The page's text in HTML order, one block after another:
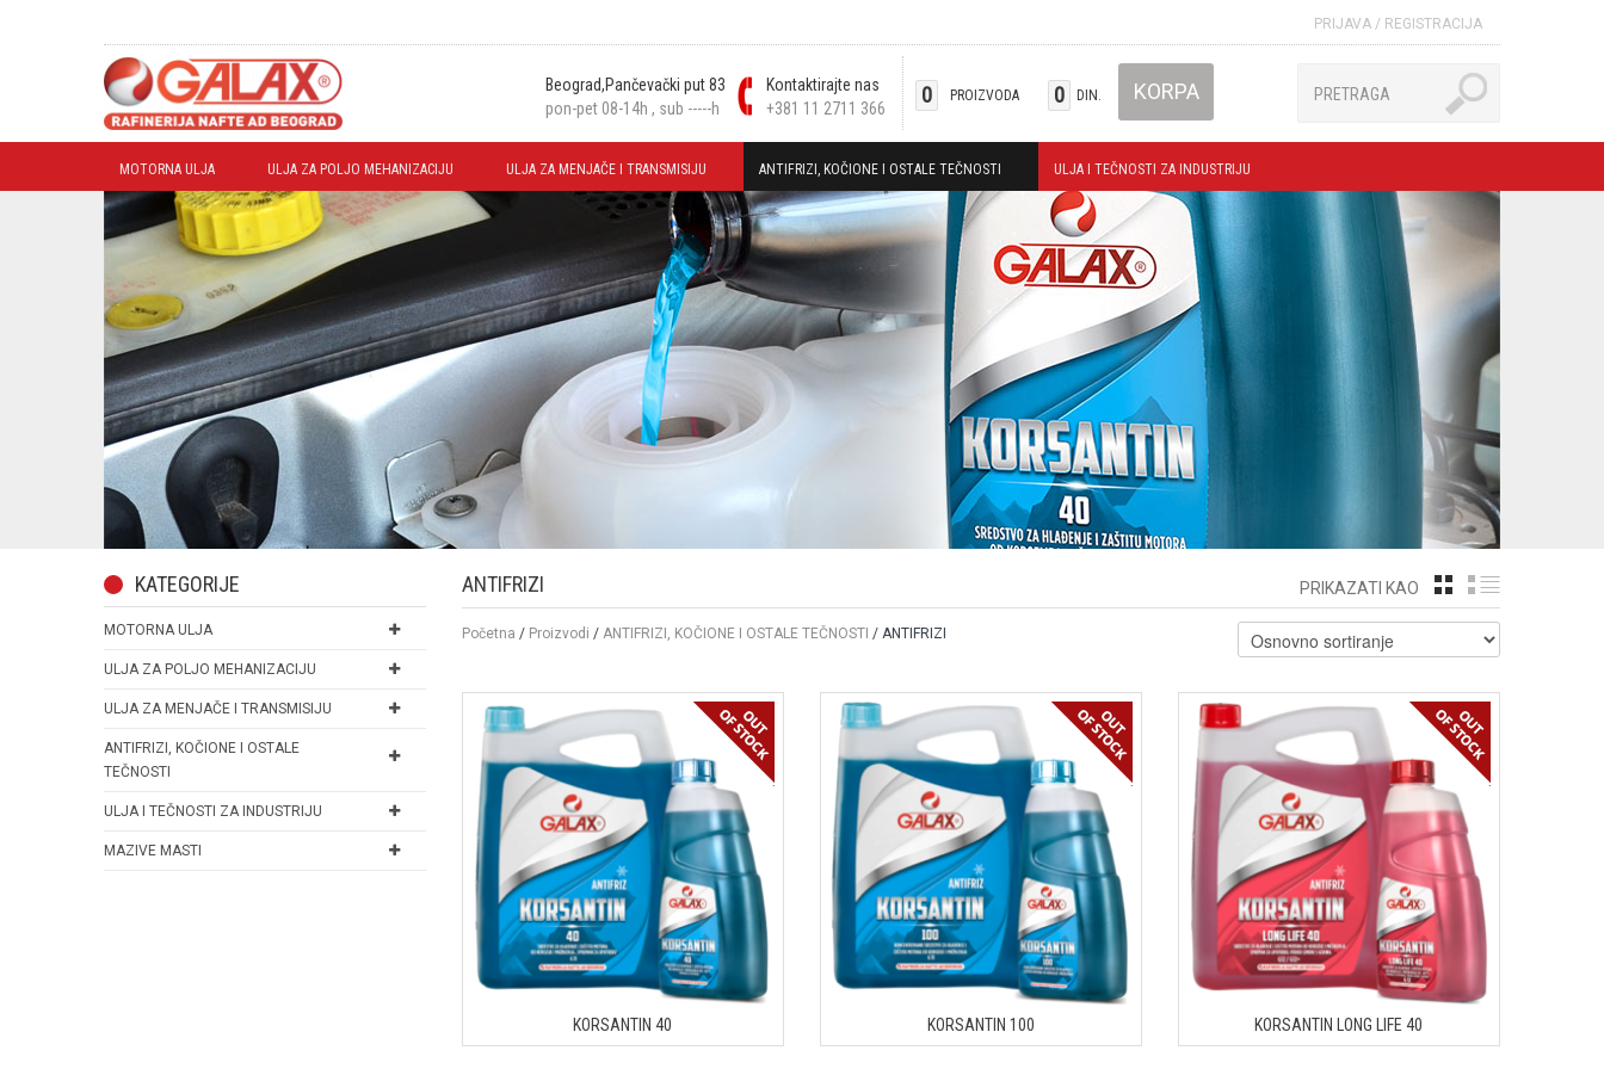
PRIJAVA / REGISTRACIJA
0 PROIZVODA 0 DIN. KORPA
Beograd,Pančevački put 83
pon-pet 08-14h , sub -----h
Kontaktirajte nas
+381 11 2711 366
MOTORNA ULJA ULJA ZA POLJO MEHANIZACIJU ULJA ZA MENJAČE I TRANSMISIJU ANTIFRIZI, KOČIONE I OSTALE TEČNOSTI ULJA I TEČNOSTI ZA INDUSTRIJU
ANTIFRIZI PRIKAZATI KAO GRID
Početna / Proizvodi / ANTIFRIZI, KOČIONE I OSTALE TEČNOSTI / ANTIFRIZI
KORSANTIN 40 KORSANTIN 100 KORSANTIN LONG LIFE 40
KATEGORIJE
MOTORNA ULJA
ULJA ZA POLJO MEHANIZACIJU
ULJA ZA MENJAČE I TRANSMISIJU
ANTIFRIZI, KOČIONE I OSTALE
TEČNOSTI
ULJA I TEČNOSTI ZA INDUSTRIJU
MAZIVE MASTI